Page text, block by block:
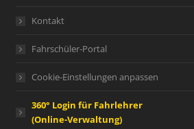
Kontakt
Fahrschüler-Portal
Cookie-Einstellungen anpassen
360° Login für Fahrlehrer
(Online-Verwaltung)